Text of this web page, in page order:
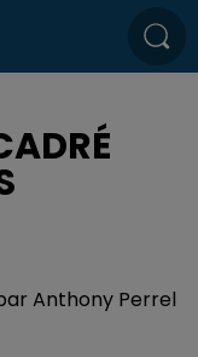
Anthony Perrel